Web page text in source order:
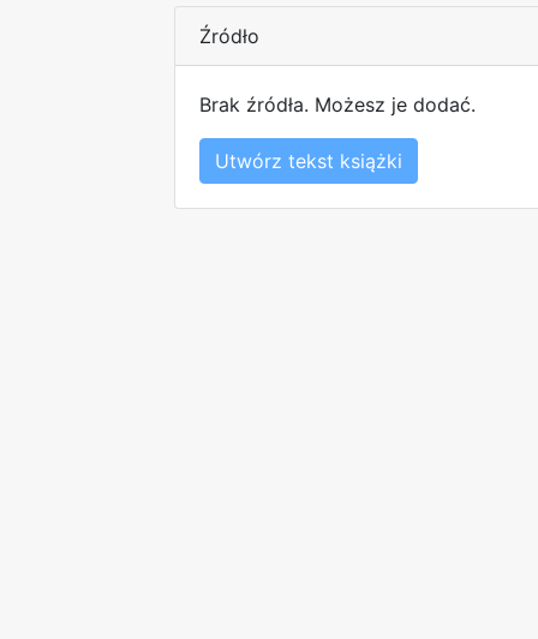
Źródło
Brak źródła. Możesz je dodać.
Utwórz tekst książki